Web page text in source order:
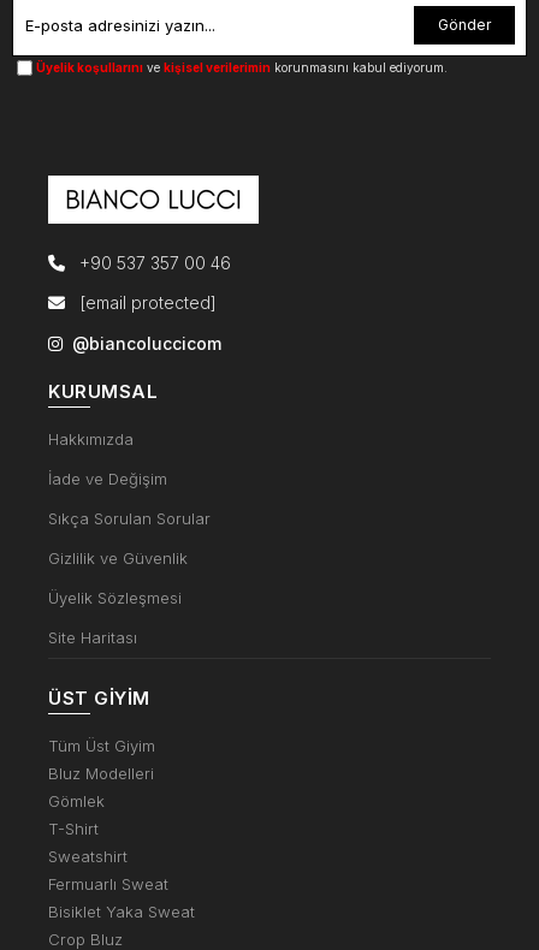
Gönder
Üyelik koşullarını ve kişisel verilerimin korunmasını kabul ediyorum.
+90 537 357 00 46
[email protected]
@biancoluccicom
KURUMSAL
Hakkımızda
İade ve Değişim
Sıkça Sorulan Sorular
Gizlilik ve Güvenlik
Üyelik Sözleşmesi
Site Haritası
ÜST GIYIM
Tüm Üst Giyim
Bluz Modelleri
Gömlek
T-Shirt
Sweatshirt
Fermuarlı Sweat
Bisiklet Yaka Sweat
Crop Bluz